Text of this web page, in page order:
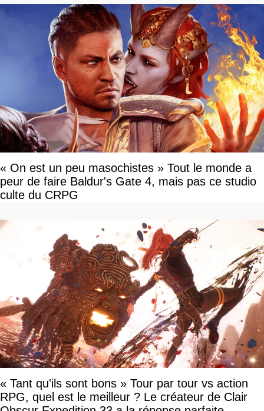
« On est un peu masochistes » Tout le monde a
peur de faire Baldur's Gate 4, mais pas ce studio
culte du CRPG
« Tant qu'ils sont bons » Tour par tour vs action
RPG, quel est le meilleur ? Le créateur de Clair